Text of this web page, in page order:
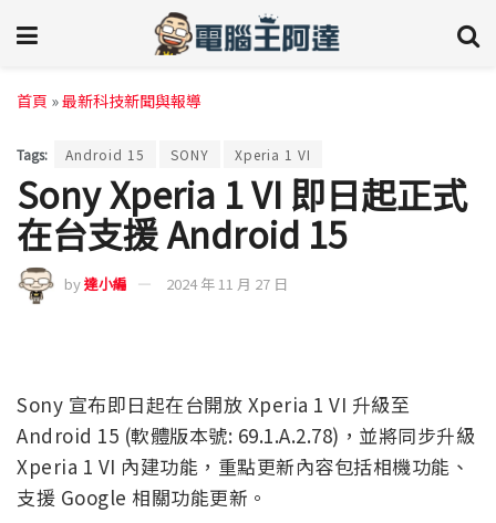
首頁 »最新科技新聞與報導
Tags: Android 15 SONY Xperia 1 VI
Sony Xperia 1 VI 即日起正式
在台支援 Android 15
by達小編 2024 年 11 月 27 日
Sony 宣布即日起在台開放 Xperia 1 VI 升級至
Android 15 (軟體版本號: 69.1.A.2.78)，並將同步升級
Xperia 1 VI 內建功能，重點更新內容包括相機功能、
支援 Google 相關功能更新。